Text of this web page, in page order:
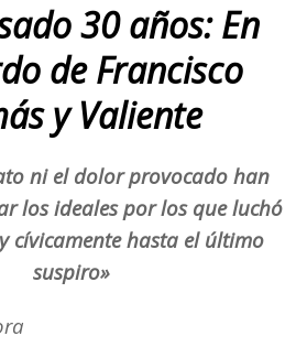
30 años: En
de Francisco
y Valiente
ni el dolor provocado han
los ideales por los que luchó
cívicamente hasta el último
suspiro»